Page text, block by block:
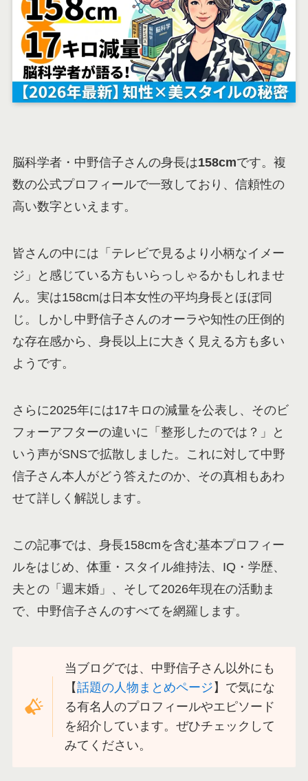
脳科学者・中野信子さんの身長は158cmです。複
数の公式プロフィールで一致しており、信頼性の
高い数字といえます。
皆さんの中には「テレビで見るより小柄なイメー
ジ」と感じている方もいらっしゃるかもしれませ
ん。実は158cmは日本女性の平均身長とほぼ同
じ。しかし中野信子さんのオーラや知性の圧倒的
な存在感から、身長以上に大きく見える方も多い
ようです。
さらに2025年には17キロの減量を公表し、そのビ
フォーアフターの違いに「整形したのでは？」と
いう声がSNSで拡散しました。これに対して中野
信子さん本人がどう答えたのか、その真相もあわ
せて詳しく解説します。
この記事では、身長158cmを含む基本プロフィー
ルをはじめ、体重・スタイル維持法、IQ・学歴、
夫との「週末婚」、そして2026年現在の活動ま
で、中野信子さんのすべてを網羅します。
当ブログでは、中野信子さん以外にも
【話題の人物まとめページ 】で気にな
る有名人のプロフィールやエピソード
を紹介しています。ぜひチェックして
みてください。